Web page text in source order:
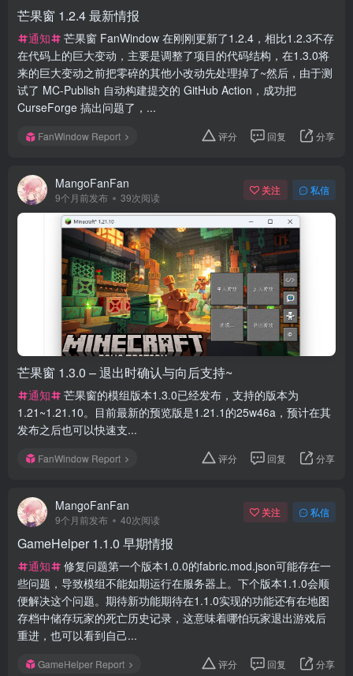
芒果窗 1.2.4 最新情报
通知
芒果窗 FanWindow 在刚刚更新了1.2.4，相比1.2.3不存
在代码上的巨大变动，主要是调整了项目的代码结构，在1.3.0将
来的巨大变动之前把零碎的其他小改动先处理掉了~然后，由于测
试了 MC-Publish 自动构建提交的 GitHub Action，成功把
CurseForge 搞出问题了，...
FanWindow Report 评分 回复 分享
MangoFanFan
9个月前发布 39次阅读
关注 私信
芒果窗 1.3.0 – 退出时确认与向后支持~
通知
芒果窗的模组版本1.3.0已经发布，支持的版本为
1.21~1.21.10。目前最新的预览版是1.21.1的25w46a，预计在其
发布之后也可以快速支...
FanWindow Report 评分 回复 分享
MangoFanFan
9个月前发布 40次阅读
关注 私信
GameHelper 1.1.0 早期情报
通知
修复问题第一个版本1.0.0的fabric.mod.json可能存在一
些问题，导致模组不能如期运行在服务器上。下个版本1.1.0会顺
便解决这个问题。期待新功能期待在1.1.0实现的功能还有在地图
存档中储存玩家的死亡历史记录，这意味着哪怕玩家退出游戏后
重进，也可以看到自己...
GameHelper Report 评分 回复 分享